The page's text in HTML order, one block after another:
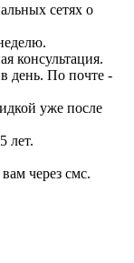
сетях о
консультация.
день. По почте -
уже после
лет.
через смс.